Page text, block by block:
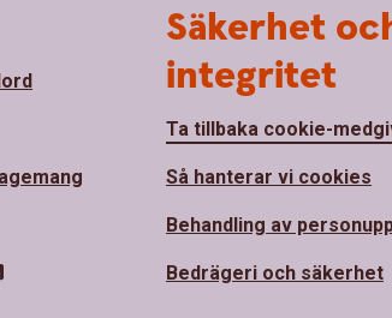
Säkerhet
integritet
Ta tillbaka cookie-
Så hanterar vi cookies
Behandling av
Bedrägeri och säkerhet